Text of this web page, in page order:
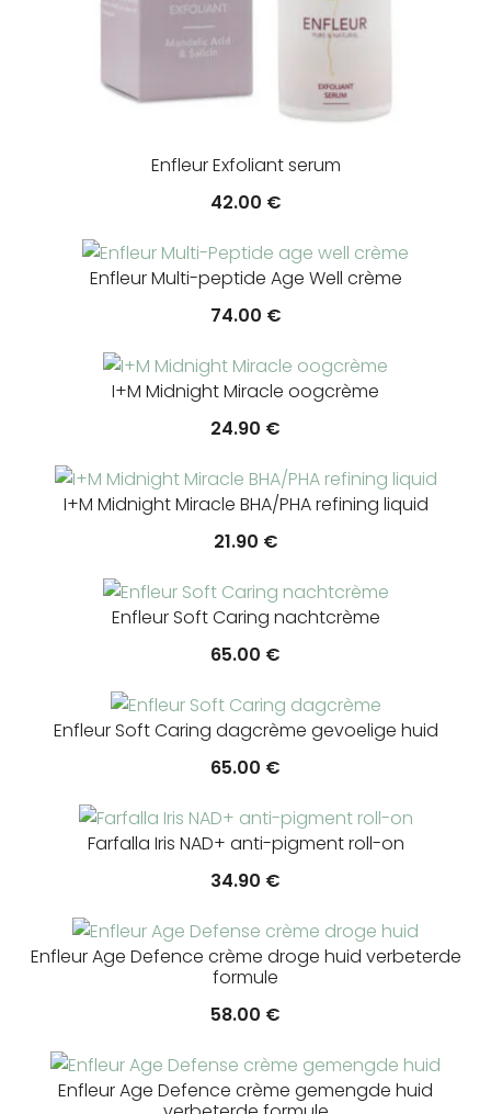
Enfleur Exfoliant serum
42.00 €
Enfleur Multi-peptide Age Well crème
74.00 €
I+M Midnight Miracle oogcrème
24.90 €
I+M Midnight Miracle BHA/PHA refining liquid
21.90 €
Enfleur Soft Caring nachtcrème
65.00 €
Enfleur Soft Caring dagcrème gevoelige huid
65.00 €
Farfalla Iris NAD+ anti-pigment roll-on
34.90 €
Enfleur Age Defence crème droge huid verbeterde
formule
58.00 €
Enfleur Age Defence crème gemengde huid